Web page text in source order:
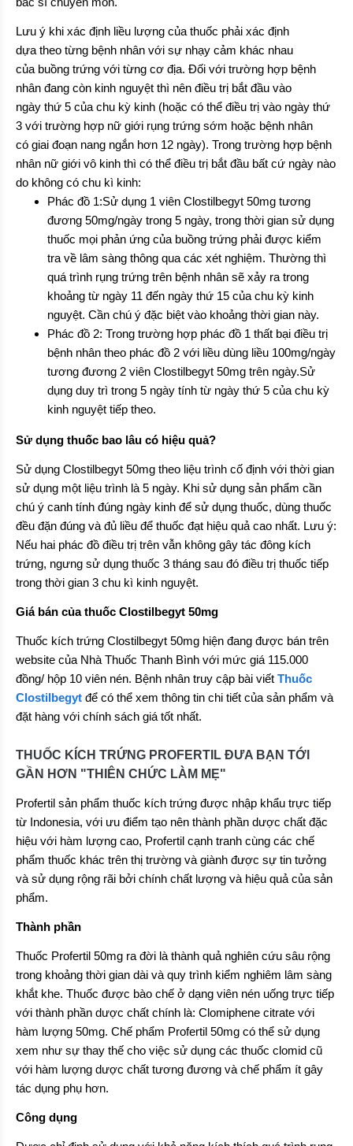
Lưu ý khi xác định liều lượng của thuốc phải xác định
dựa theo từng bệnh nhân với sự nhạy cảm khác nhau
của buồng trứng với từng cơ địa. Đối với trường hợp bệnh
nhân đang còn kinh nguyệt thì nên điều trị bắt đầu vào
ngày thứ 5 của chu kỳ kinh (hoặc có thể điều trị vào ngày thứ
3 với trường hợp nữ giới rụng trứng sớm hoặc bệnh nhân
có giai đoạn nang ngắn hơn 12 ngày). Trong trường hợp bệnh
nhân nữ giới vô kinh thì có thể điều trị bắt đầu bất cứ ngày nào
do không có chu kì kinh:
Phác đồ 1:Sử dụng 1 viên Clostilbegyt 50mg tương
đương 50mg/ngày trong 5 ngày, trong thời gian sử dụng
thuốc mọi phản ứng của buồng trứng phải được kiểm
tra về lâm sàng thông qua các xét nghiệm. Thường thì
quá trình rụng trứng trên bệnh nhân sẽ xảy ra trong
khoảng từ ngày 11 đến ngày thứ 15 của chu kỳ kinh
nguyệt. Cần chú ý đặc biệt vào khoảng thời gian này.
Phác đồ 2: Trong trường hợp phác đồ 1 thất bại điều trị
bệnh nhân theo phác đồ 2 với liều dùng liều 100mg/ngày
tương đương 2 viên Clostilbegyt 50mg trên ngày.Sử
dụng duy trì trong 5 ngày tính từ ngày thứ 5 của chu kỳ
kinh nguyệt tiếp theo.
Sử dụng thuốc bao lâu có hiệu quả?
Sử dụng Clostilbegyt 50mg theo liệu trình cố định với thời gian
sử dụng một liệu trình là 5 ngày. Khi sử dụng sản phẩm cần
chú ý canh tính đúng ngày kinh để sử dụng thuốc, dùng thuốc
đều đặn đúng và đủ liều để thuốc đạt hiệu quả cao nhất. Lưu ý:
Nếu hai phác đồ điều trị trên vẫn không gây tác đông kích
trứng, ngưng sử dụng thuốc 3 tháng sau đó điều trị thuốc tiếp
trong thời gian 3 chu kì kinh nguyệt.
Giá bán của thuốc Clostilbegyt 50mg
Thuốc kích trứng Clostilbegyt 50mg hiện đang được bán trên
website của Nhà Thuốc Thanh Bình với mức giá 115.000
đồng/ hộp 10 viên nén. Bệnh nhân truy cập bài viết Thuốc
Clostilbegyt để có thể xem thông tin chi tiết của sản phẩm và
đặt hàng với chính sách giá tốt nhất.
THUỐC KÍCH TRỨNG PROFERTIL ĐƯA BẠN TỚI
GẦN HƠN "THIÊN CHỨC LÀM MẸ"
Profertil sản phẩm thuốc kích trứng được nhập khẩu trực tiếp
từ Indonesia, với ưu điểm tạo nên thành phần dược chất đặc
hiệu với hàm lượng cao, Profertil cạnh tranh cùng các chế
phẩm thuốc khác trên thị trường và giành được sự tin tưởng
và sử dụng rộng rãi bởi chính chất lượng và hiệu quả của sản
phẩm.
Thành phần
Thuốc Profertil 50mg ra đời là thành quả nghiên cứu sâu rộng
trong khoảng thời gian dài và quy trình kiểm nghiêm lâm sàng
khắt khe. Thuốc được bào chế ở dạng viên nén uống trực tiếp
với thành phần dược chất chính là: Clomiphene citrate với
hàm lượng 50mg. Chế phẩm Profertil 50mg có thể sử dụng
xem như sự thay thế cho việc sử dụng các thuốc clomid cũ
với hàm lượng dược chất tương đương và chế phẩm ít gây
tác dụng phụ hơn.
Công dụng